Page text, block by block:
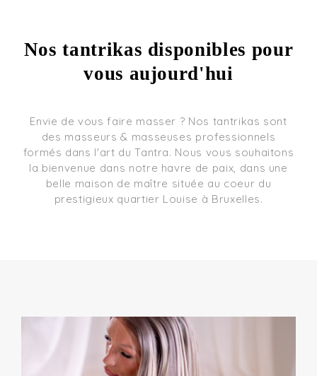
Nos tantrikas disponibles pour
vous aujourd'hui
Envie de vous faire masser ? Nos tantrikas sont
des masseurs & masseuses professionnels
formés dans l'art du Tantra. Nous vous souhaitons
la bienvenue dans notre havre de paix, dans une
belle maison de maître située au coeur du
prestigieux quartier Louise à Bruxelles.